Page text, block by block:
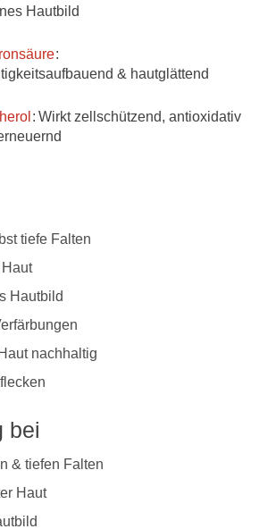
bei
& tiefen Falten
Haut
tiefe Falten
Hautbild
nachhaltig
Hautbild
& hautglättend
Wirkt zellschützend, antioxidativ